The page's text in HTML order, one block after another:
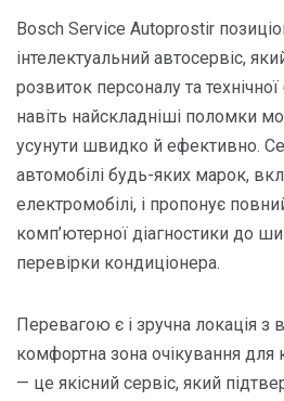
Bosch Service Autoprostir
інтелектуальний автосервіс,
розвиток персоналу та
навіть найскладніші поломки
усунути швидко й ефективно.
автомобілі будь-яких марок,
електромобілі, і пропонує
комп’ютерної діагностики до
перевірки кондиціонера.
Перевагою є і зручна локація
комфортна зона очікування для
— це якісний сервіс, який